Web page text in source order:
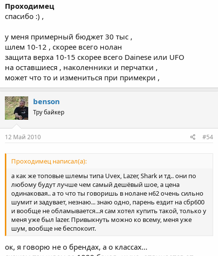
Проходимец
спасибо :) ,
у меня примерный бюджет 30 тыс ,
шлем 10-12 , скорее всего нолан
защита верха 10-15 скорее всего Dainese или UFO
на оставшиеся , наколенники и перчатки ,
может что то и измениться при примекри ,
benson
Тру байкер
12 Май 2010 #54
Проходимец написал(а):
а как же топовые шлемы типа Uvex, Lazer, Shark и тд.. они по
любому будут лучше чем самый дешёвый шое, а цена
одинаковая.. а то что ты говоришь в нолане н62 очень сильно
шумит и задувает, незнаю... знаю одно, парень ездит на сбр600
и вообще не обламывается...я сам хотел купить такой, только у
меня уже был lazer. Привыкнуть можно ко всему, меня уже
шум, вообще не беспокоит.
ок, я говорю не о брендах, а о классах...